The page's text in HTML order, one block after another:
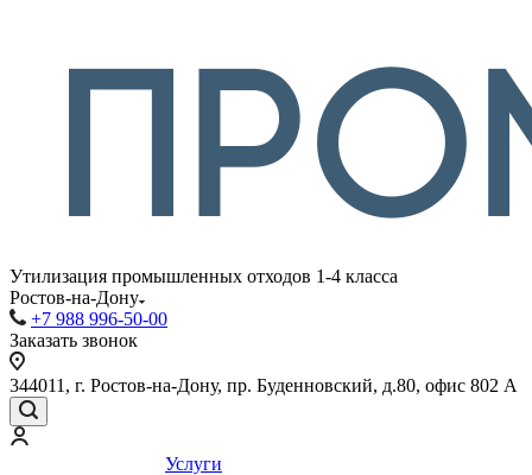
Утилизация промышленных отходов 1-4 класса
Ростов-на-Дону
+7 988 996-50-00
Заказать звонок
344011, г. Ростов-на-Дону, пр. Буденновский, д.80, офис 802 А
Услуги